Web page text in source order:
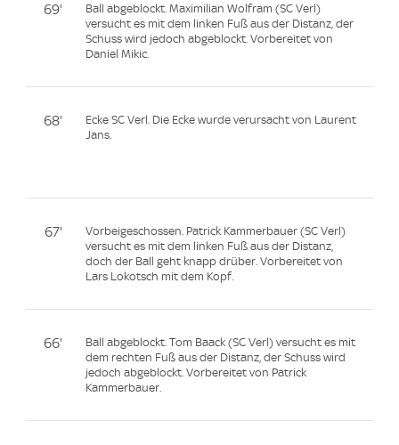
69'
Ball abgeblockt. Maximilian Wolfram (SC Verl)
versucht es mit dem linken Fuß aus der Distanz, der
Schuss wird jedoch abgeblockt. Vorbereitet von
Daniel Mikic.
68'
Ecke SC Verl. Die Ecke wurde verursacht von Laurent
Jans.
67'
Vorbeigeschossen. Patrick Kammerbauer (SC Verl)
versucht es mit dem linken Fuß aus der Distanz,
doch der Ball geht knapp drüber. Vorbereitet von
Lars Lokotsch mit dem Kopf.
66'
Ball abgeblockt. Tom Baack (SC Verl) versucht es mit
dem rechten Fuß aus der Distanz, der Schuss wird
jedoch abgeblockt. Vorbereitet von Patrick
Kammerbauer.